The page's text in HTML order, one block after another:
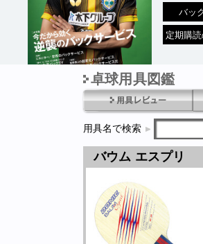
1970年1月01日 発売
バッ
定期購
卓球用具図鑑
用具名で検索
バウム エスプリ